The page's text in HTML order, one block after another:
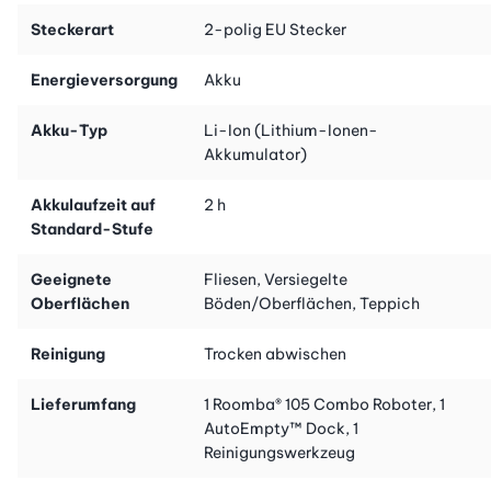
Wenn du eine einfache, smarte und preislich attraktive Lösung
suchst, ist der Roomba 105 Combo + AutoEmpty Dock™ genau
richtig. Für moderne Haushalte mit Sinn für Effizienz und
Sauberkeit.
Steckerart 2-polig EU Stecker
Energieversorgung Akku
Akku-Typ
Li-Ion (Lithium-Ionen-
Akkumulator)
Akkulaufzeit auf
Standard-Stufe
2 h
Geeignete
Oberflächen
Fliesen, Versiegelte
Böden/Oberflächen, Teppich
Reinigung Trocken abwischen
Lieferumfang
1 Roomba® 105 Combo Roboter, 1
AutoEmpty™ Dock, 1
Reinigungswerkzeug